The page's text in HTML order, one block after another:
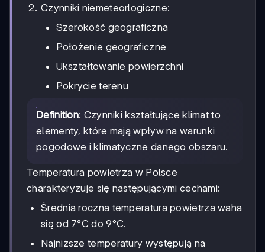
Czynniki niemeteorlogiczne:
Szerokość geograficzna
Położenie geograficzne
Ukształtowanie powierzchni
Pokrycie terenu
Definition: Czynniki kształtujące klimat to
elementy, które mają wpływ na warunki
pogodowe i klimatyczne danego obszaru.
Temperatura powietrza w Polsce
charakteryzuje się następującymi cechami:
Średnia roczna temperatura powietrza waha
się od 7°C do 9°C.
Najniższe temperatury występują na